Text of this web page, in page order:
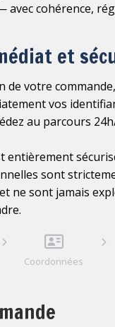
avec cohérence,
et
de votre
vos
au parcours
entièrement
sont
ne sont jamais
Coordonnées